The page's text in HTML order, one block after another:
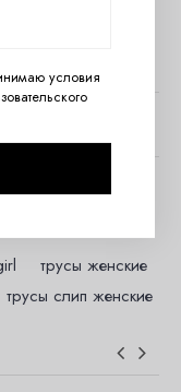
трусы женские
трусы слип женские
условия